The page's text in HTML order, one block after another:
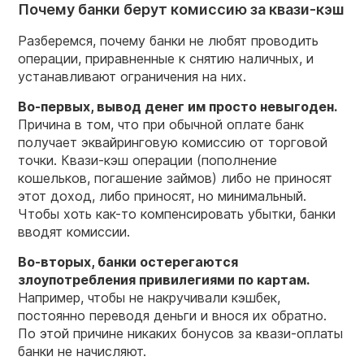
Почему банки берут комиссию за квази-кэш
Разберемся, почему банки не любят проводить
операции, приравненные к снятию наличных, и
устанавливают ограничения на них.
Во-первых, вывод денег им просто невыгоден.
Причина в том, что при обычной оплате банк
получает эквайринговую комиссию от торговой
точки. Квази-кэш операции (пополнение
кошельков, погашение займов) либо не приносят
этот доход, либо приносят, но минимальный.
Чтобы хоть как-то компенсировать убытки, банки
вводят комиссии.
Во-вторых, банки остерегаются
злоупотребления привилегиями по картам.
Например, чтобы не накручивали кэшбек,
постоянно переводя деньги и внося их обратно.
По этой причине никаких бонусов за квази-оплаты
банки не начисляют.